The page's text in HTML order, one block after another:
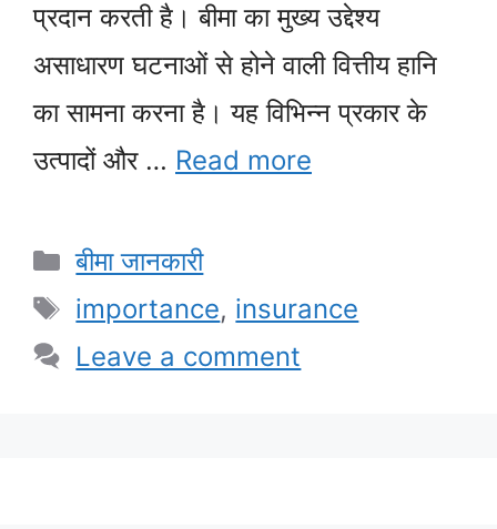
प्रदान करती है। बीमा का मुख्य उद्देश्य
असाधारण घटनाओं से होने वाली वित्तीय हानि
का सामना करना है। यह विभिन्न प्रकार के
उत्पादों और … Read more
Categories
बीमा जानकारी
Tags
importance, insurance
Leave a comment